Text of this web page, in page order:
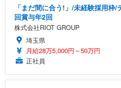
「まだ間に合う!」/未経験採用枠
回賞与年2回
株式会社RIOT GROUP
埼玉県
月給28万5,000円～50万円
正社員